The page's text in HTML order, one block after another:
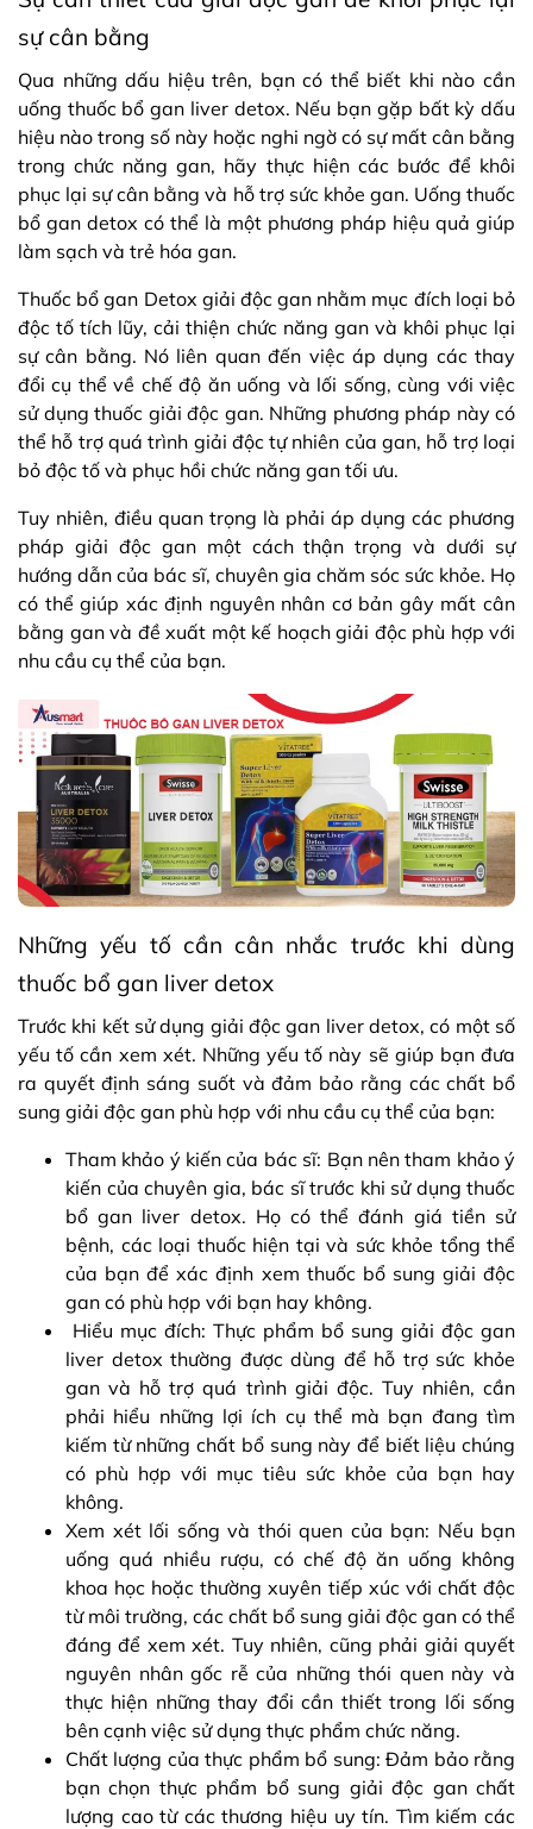
sự cân bằng
Qua những dấu hiệu trên, bạn có thể biết khi nào cần
uống thuốc bổ gan liver detox. Nếu bạn gặp bất kỳ dấu
hiệu nào trong số này hoặc nghi ngờ có sự mất cân bằng
trong chức năng gan, hãy thực hiện các bước để khôi
phục lại sự cân bằng và hỗ trợ sức khỏe gan. Uống thuốc
bổ gan detox có thể là một phương pháp hiệu quả giúp
làm sạch và trẻ hóa gan.
Thuốc bổ gan Detox giải độc gan nhằm mục đích loại bỏ
độc tố tích lũy, cải thiện chức năng gan và khôi phục lại
sự cân bằng. Nó liên quan đến việc áp dụng các thay
đổi cụ thể về chế độ ăn uống và lối sống, cùng với việc
sử dụng thuốc giải độc gan. Những phương pháp này có
thể hỗ trợ quá trình giải độc tự nhiên của gan, hỗ trợ loại
bỏ độc tố và phục hồi chức năng gan tối ưu.
Tuy nhiên, điều quan trọng là phải áp dụng các phương
pháp giải độc gan một cách thận trọng và dưới sự
hướng dẫn của bác sĩ, chuyên gia chăm sóc sức khỏe. Họ
có thể giúp xác định nguyên nhân cơ bản gây mất cân
bằng gan và đề xuất một kế hoạch giải độc phù hợp với
nhu cầu cụ thể của bạn.
Những yếu tố cần cân nhắc trước khi dùng
thuốc bổ gan liver detox
Trước khi kết sử dụng giải độc gan liver detox, có một số
yếu tố cần xem xét. Những yếu tố này sẽ giúp bạn đưa
ra quyết định sáng suốt và đảm bảo rằng các chất bổ
sung giải độc gan phù hợp với nhu cầu cụ thể của bạn:
Tham khảo ý kiến ​​​​của bác sĩ: Bạn nên tham khảo ý
kiến ​​​​của chuyên gia, bác sĩ trước khi sử dụng thuốc
bổ gan liver detox. Họ có thể đánh giá tiền sử
bệnh, các loại thuốc hiện tại và sức khỏe tổng thể
của bạn để xác định xem thuốc bổ sung giải độc
gan có phù hợp với bạn hay không.
Hiểu mục đích: Thực phẩm bổ sung giải độc gan
liver detox thường được dùng để hỗ trợ sức khỏe
gan và hỗ trợ quá trình giải độc. Tuy nhiên, cần
phải hiểu những lợi ích cụ thể mà bạn đang tìm
kiếm từ những chất bổ sung này để biết liệu chúng
có phù hợp với mục tiêu sức khỏe của bạn hay
không.
Xem xét lối sống và thói quen của bạn: Nếu bạn
uống quá nhiều rượu, có chế độ ăn uống không
khoa học hoặc thường xuyên tiếp xúc với chất độc
từ môi trường, các chất bổ sung giải độc gan có thể
đáng để xem xét. Tuy nhiên, cũng phải giải quyết
nguyên nhân gốc rễ của những thói quen này và
thực hiện những thay đổi cần thiết trong lối sống
bên cạnh việc sử dụng thực phẩm chức năng.
Chất lượng của thực phẩm bổ sung: Đảm bảo rằng
bạn chọn thực phẩm bổ sung giải độc gan chất
lượng cao từ các thương hiệu uy tín. Tìm kiếm các